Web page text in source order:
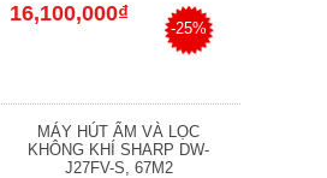
16,100,000₫
-25%
MÁY HÚT ẨM VÀ LỌC
KHÔNG KHÍ SHARP DW-
J27FV-S, 67M2